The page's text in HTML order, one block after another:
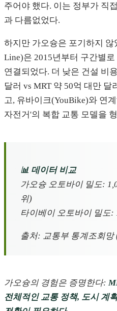
주어야 했다. 이는 정부가 직
과 다름없었다.
하지만 가오슝은 포기하지
Line)은 2015년부터 구간별로
연결되었다. 더 낮은 건설 비
달러 vs MRT 약 50억 대만
고, 유바이크(YouBike)와 연
자전거'의 복합 교통 모델을
📊 데이터 비교
가오슝 오토바이 밀도:
위)
타이베이 오토바이 밀도:
출처: 교통부 통계조회망
가오슝의 경험은 증명한다:
전체적인 교통 정책, 도시 계